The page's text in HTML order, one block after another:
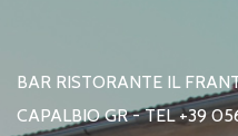
BAR RISTORANTE IL
CAPALBIO GR - TEL +39